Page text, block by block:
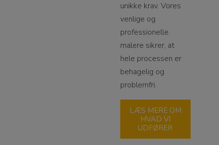
unikke krav. Vores
venlige og
professionelle
malere sikrer, at
hele processen er
behagelig og
problemfri.
LÆS MERE OM
HVAD VI
UDFØRER